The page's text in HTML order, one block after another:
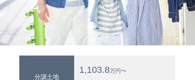
分譲土地
1,103.8万円〜